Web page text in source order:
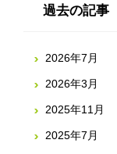
過去の記事
2026年7月
2026年3月
2025年11月
2025年7月